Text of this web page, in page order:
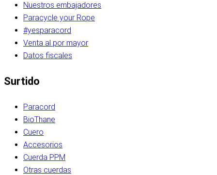
Nuestros embajadores
Paracycle your Rope
#yesparacord
Venta al por mayor
Datos fiscales
Surtido
Paracord
BioThane
Cuero
Accesorios
Cuerda PPM
Otras cuerdas